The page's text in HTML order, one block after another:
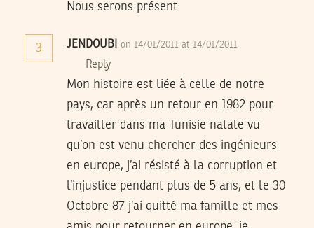
Nous serons présent
3 JENDOUBI on 14/01/2011 at 14/01/2011
Reply
Mon histoire est liée à celle de notre
pays, car après un retour en 1982 pour
travailler dans ma Tunisie natale vu
qu’on est venu chercher des ingénieurs
en europe, j’ai résisté à la corruption et
l’injustice pendant plus de 5 ans, et le 30
Octobre 87 j’ai quitté ma famille et mes